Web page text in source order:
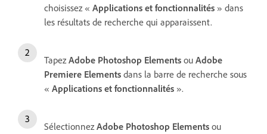
choisissez « Applications et fonctionnalités » dans
les résultats de recherche qui apparaissent.
Tapez Adobe Photoshop Elements ou Adobe
Premiere Elements dans la barre de recherche sous
« Applications et fonctionnalités ».
Sélectionnez Adobe Photoshop Elements ou